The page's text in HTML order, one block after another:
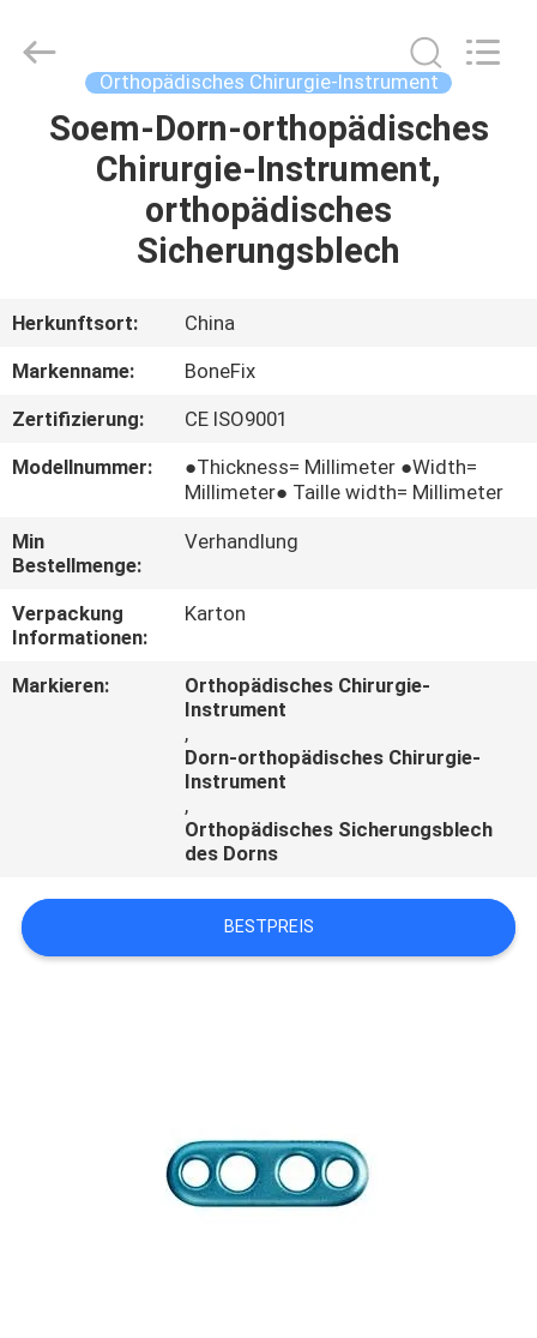
HAUS
PRODUKTE
UNS
AUSFLUG
SIE
MIT
VERBINDUNG
SIE
EIN
Copyright
orthopedicsurgeryinstrument.com.
Orthopädisches Chirurgie-Instrument
Soem-Dorn-orthopädisches
Chirurgie-Instrument,
orthopädisches
Sicherungsblech
Herkunftsort:
China
Markenname:
BoneFix
Zertifizierung:
CE ISO9001
Modellnummer:
●Thickness= Millimeter ●Width=
Millimeter● Taille width= Millimeter
Min
Bestellmenge:
Verhandlung
Verpackung
Informationen:
Karton
Markieren:
Orthopädisches Chirurgie-
Instrument
,
Dorn-orthopädisches Chirurgie-
Instrument
,
Orthopädisches Sicherungsblech
des Dorns
BESTPREIS